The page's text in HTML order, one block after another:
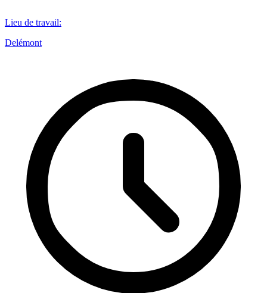
Lieu de travail:
Delémont